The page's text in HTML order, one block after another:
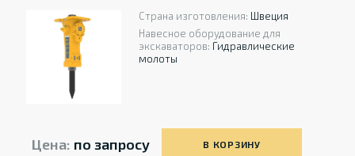
Страна изготовления: Швеция
Навесное оборудование для
экскаваторов: Гидравлические
молоты
Цена: по запросу В КОРЗИНУ